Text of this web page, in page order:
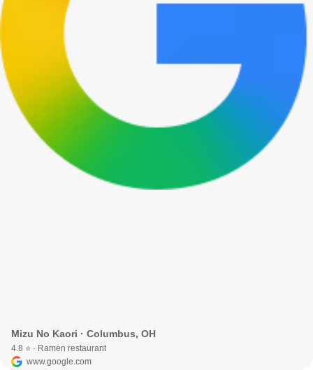
Mizu No Kaori · Columbus, OH
4.8 ⭐ · Ramen restaurant
www.google.com